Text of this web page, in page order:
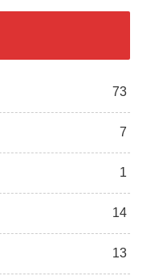
73
7
1
14
13